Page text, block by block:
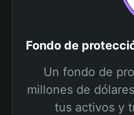
Fondo de
Un fondo de
millones de
tus activos y